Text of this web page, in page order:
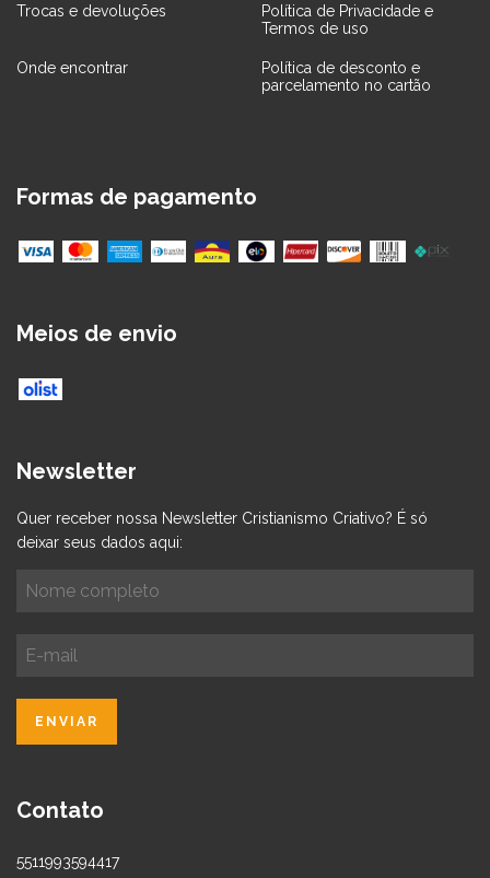
Trocas e devoluções
Política de Privacidade e
Termos de uso
Onde encontrar
Política de desconto e
parcelamento no cartão
Formas de pagamento
Meios de envio
Newsletter
Quer receber nossa Newsletter Cristianismo Criativo? É só
deixar seus dados aqui:
Contato
5511993594417